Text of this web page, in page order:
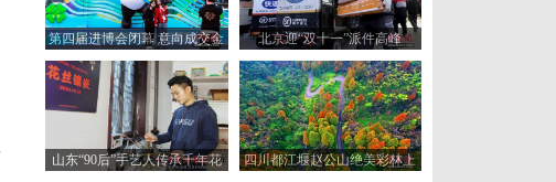
第四届进博会闭幕 意向成交金
额707.2亿美元
北京迎“双十一”派件高峰
山东“90后”手艺人传承千年花
四川都江堰赵公山绝美彩林上